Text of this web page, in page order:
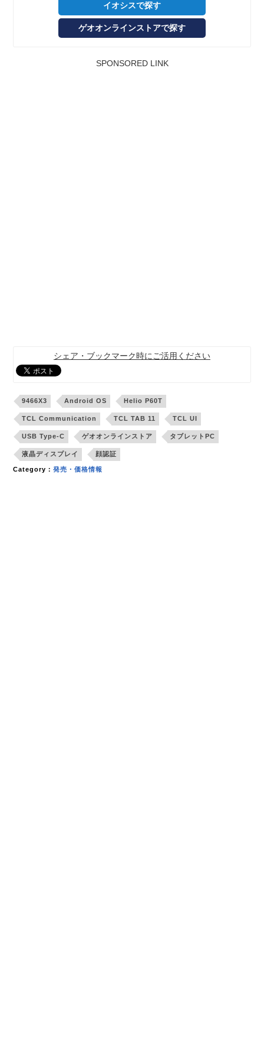
イオシスで探す
ゲオオンラインストアで探す
SPONSORED LINK
シェア・ブックマーク時にご活用ください
9466X3 Android OS Helio P60T
TCL Communication TCL TAB 11 TCL UI
USB Type-C ゲオオンラインストア タブレットPC
液晶ディスプレイ 顔認証
Category：発売・価格情報